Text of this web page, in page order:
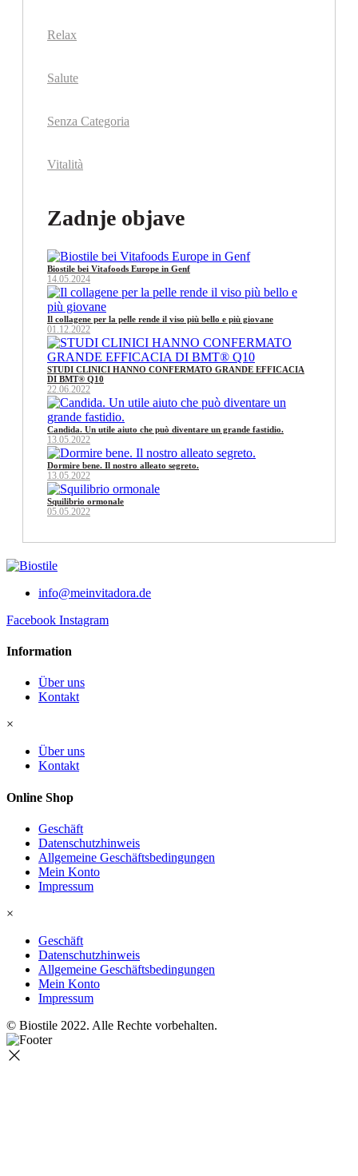
Relax
Salute
Senza Categoria
Vitalità
Zadnje objave
Biostile bei Vitafoods Europe in Genf
14.05.2024
Il collagene per la pelle rende il viso più bello e più giovane
01.12.2022
STUDI CLINICI HANNO CONFERMATO GRANDE EFFICACIA
DI BMT® Q10
22.06.2022
Candida. Un utile aiuto che può diventare un grande fastidio.
13.05.2022
Dormire bene. Il nostro alleato segreto.
13.05.2022
Squilibrio ormonale
05.05.2022
info@meinvitadora.de
Facebook Instagram
Information
Über uns
Kontakt
×
Über uns
Kontakt
Online Shop
Geschäft
Datenschutzhinweis
Allgemeine Geschäftsbedingungen
Mein Konto
Impressum
×
Geschäft
Datenschutzhinweis
Allgemeine Geschäftsbedingungen
Mein Konto
Impressum
© Biostile 2022. Alle Rechte vorbehalten.